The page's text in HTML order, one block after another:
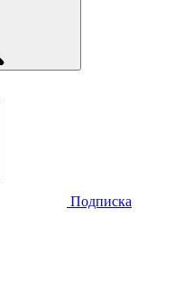
Подписка